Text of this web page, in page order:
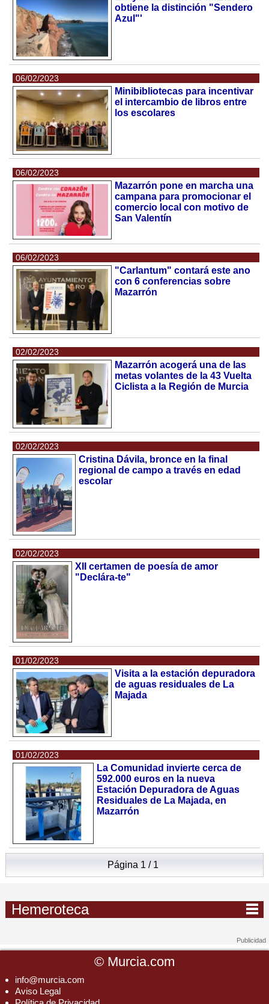
obtiene la distinción "Sendero
Azul"'
06/02/2023
Minibibliotecas para incentivar
el intercambio de libros entre
los escolares
06/02/2023
Mazarrón pone en marcha una
campana para promocionar el
comercio local con motivo de
San Valentín
06/02/2023
"Carlantum" contará este ano
con 6 conferencias sobre
Mazarrón
02/02/2023
Mazarrón acogerá una de las
metas volantes de la 43 Vuelta
Ciclista a la Región de Murcia
02/02/2023
Cristina Dávila, bronce en la final
regional de campo a través en edad
escolar
02/02/2023
XII certamen de poesía de amor
"Declára-te"
01/02/2023
Visita a la estación depuradora
de aguas residuales de La
Majada
01/02/2023
La Comunidad invierte cerca de
592.000 euros en la nueva
Estación Depuradora de Aguas
Residuales de La Majada, en
Mazarrón
Página 1 / 1
Hemeroteca
© Murcia.com
info@murcia.com
Aviso Legal